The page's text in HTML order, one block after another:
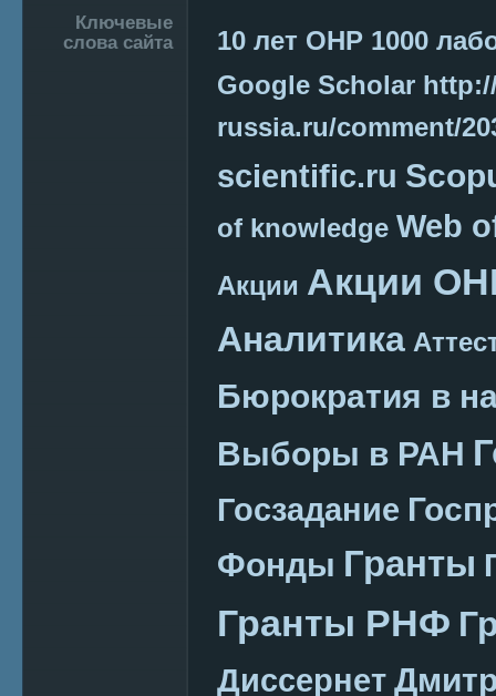
Подвал
Ключевые
слова сайта
10 лет ОНР 1000
Google Scholar
russia.ru/comment/
scientific.ru
of knowledge Web
Акции Акции
Аналитика
Бюрократия в
Выборы в РАН
Госзадание
Фонды Гранты
Гранты РНФ
Диссернет